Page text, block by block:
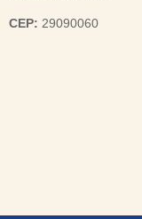
CEP: 29090060